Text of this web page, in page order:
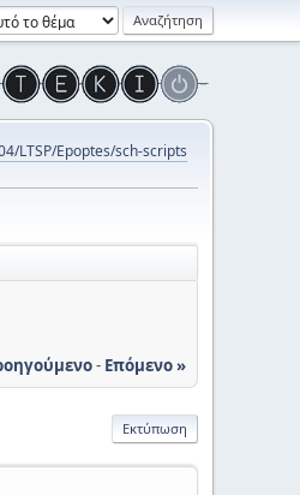
LTSP/Epoptes/sch-scripts
- Επόμενο »
Εκτύπωση